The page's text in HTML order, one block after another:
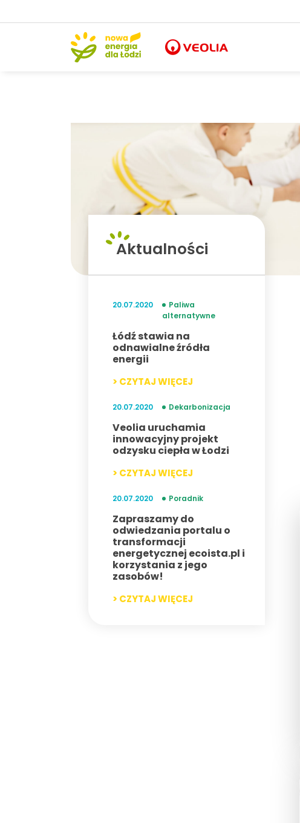
Aktualności
20.07.2020
Paliwa
alternatywne
Łódź stawia na
odnawialne źródła
energii
> CZYTAJ WIĘCEJ
20.07.2020 Dekarbonizacja
Veolia uruchamia
innowacyjny projekt
odzysku ciepła w Łodzi
> CZYTAJ WIĘCEJ
20.07.2020 Poradnik
Zapraszamy do
odwiedzania portalu o
transformacji
energetycznej ecoista.pl i
korzystania z jego
zasobów!
> CZYTAJ WIĘCEJ